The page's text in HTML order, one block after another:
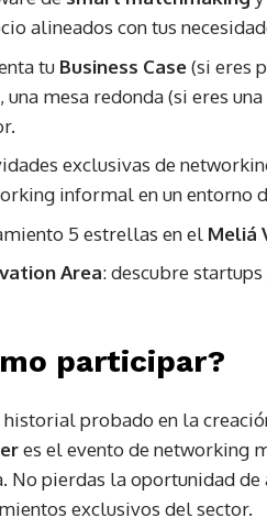
alineados con tus
tu Business Case(si eres
, una mesa redonda (si eres
exclusivas de
informal en un entorno
5 estrellas en el Meliá
Area: descubre
participar?
historial probado en la
es el evento de networking
No pierdas la oportunidad
exclusivos del sector.